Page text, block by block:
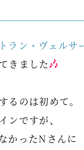
ラン・ヴェルサ
きました
るのは初めて。
ンですが、
かったNさんに